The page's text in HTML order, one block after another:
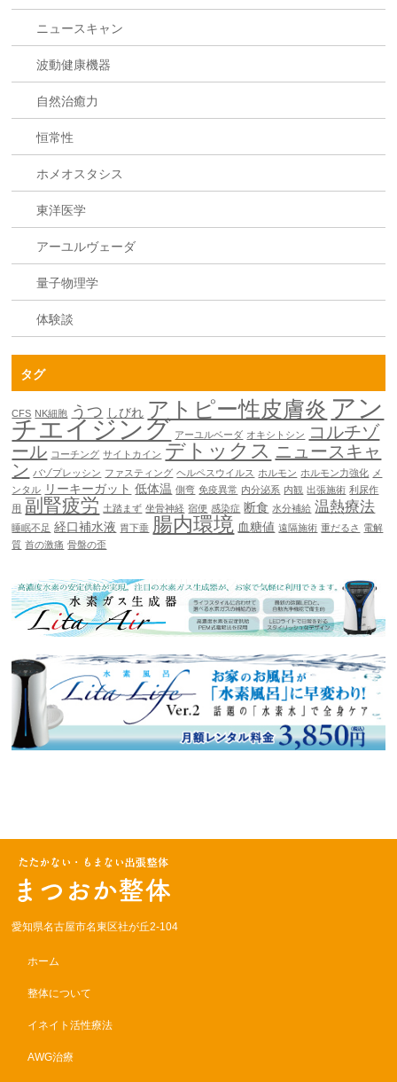
ニュースキャン
波動健康機器
自然治癒力
恒常性
ホメオスタシス
東洋医学
アーユルヴェーダ
量子物理学
体験談
タグ
CFS NK細胞 うつ しびれ アトピー性皮膚炎 アン
チエイジング アーユルベーダ オキシトシン
コルチゾ
ール コーチング サイトカイン デトックス ニュースキャ
ン バゾプレッシン ファスティング ヘルペスウイルス ホルモン ホルモン力強化 メ
ンタル リーキーガット 低体温 側弯 免疫異常 内分泌系 内観 出張施術 利尿作
用 副腎疲労 土踏まず 坐骨神経 宿便 感染症 断食 水分補給 温熱療法
睡眠不足 経口補水液 胃下垂 腸内環境 血糖値 遠隔施術 重だるさ 電解
質 首の激痛 骨盤の歪
愛知県名古屋市名東区社が丘2-104
ホーム
整体について
イネイト活性療法
AWG治療